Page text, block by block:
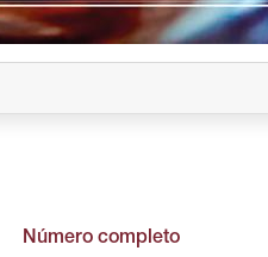
Número completo